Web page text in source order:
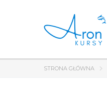
STRONA GŁÓWNA